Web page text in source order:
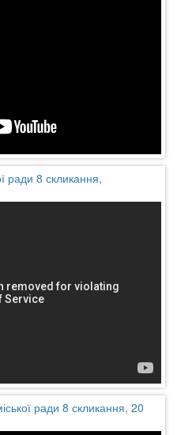
ради 8 скликання,
ради 8 скликання, 20